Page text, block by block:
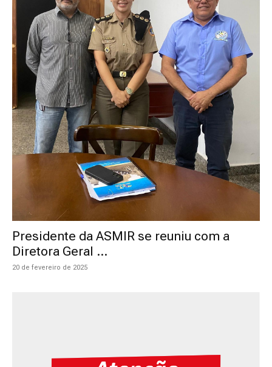
Presidente da ASMIR se reuniu com a
Diretora Geral ...
20 de fevereiro de 2025